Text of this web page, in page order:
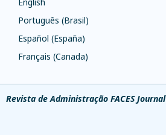
Português (Brasil)
Español (España)
Français (Canada)
Revista de Administração FACES Journal